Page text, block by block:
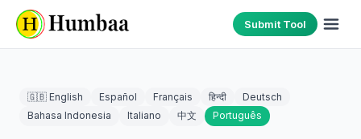
Submit Tool
🇬🇧 English Español Français हिन्दी
Deutsch
Bahasa Indonesia
Italiano 中文 Português